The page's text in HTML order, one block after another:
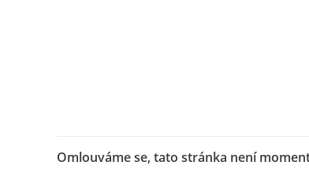
Omlouváme se, tato stránka není